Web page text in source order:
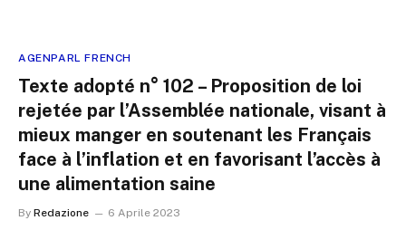
AGENPARL FRENCH
Texte adopté n° 102 – Proposition de loi
rejetée par l’Assemblée nationale, visant à
mieux manger en soutenant les Français
face à l’inflation et en favorisant l’accès à
une alimentation saine
By Redazione 6 Aprile 2023